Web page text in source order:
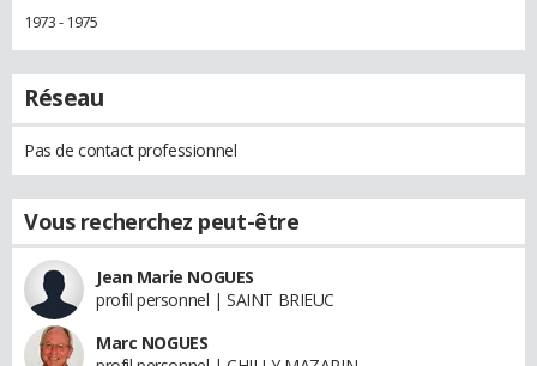
1973 - 1975
Réseau
Pas de contact professionnel
Vous recherchez peut-être
Jean Marie NOGUES
profil personnel | SAINT BRIEUC
Marc NOGUES